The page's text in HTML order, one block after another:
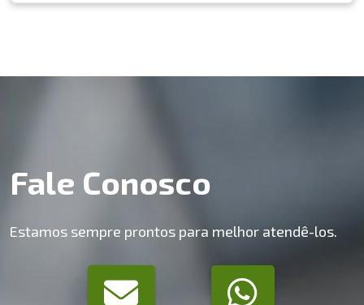
Fale Conosco
Estamos sempre prontos para melhor atendê-los.